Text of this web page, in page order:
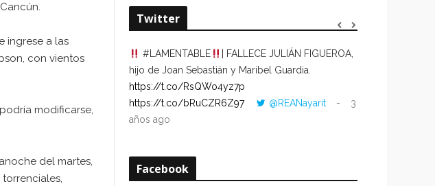
ingrese a las
con vientos
modificarse,
del martes,
Twitter
#LAMENTABLE
| FALLECE JULIÁN FIGUEROA,
hijo de Joan Sebastián y Maribel Guardia.
https://t.co/RsQWo4yz7p
https://t.co/bRuCZR6Z97
@REANayarit
3
años ago
Facebook